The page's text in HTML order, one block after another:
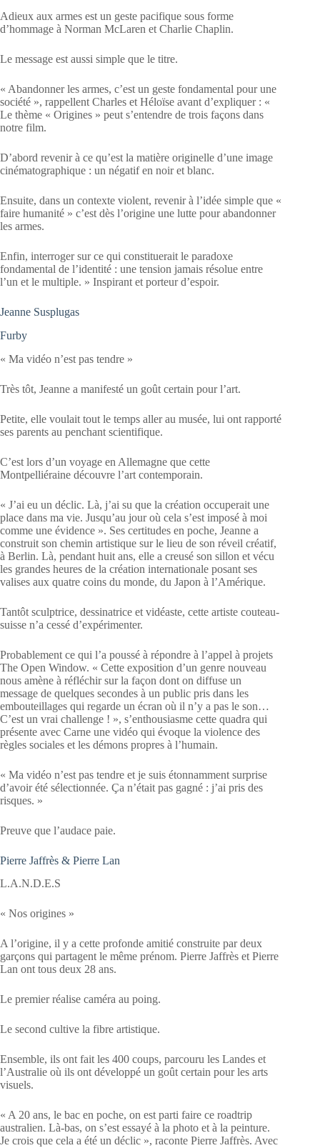
Adieux aux armes est un geste pacifique sous forme
d’hommage à Norman McLaren et Charlie Chaplin.
Le message est aussi simple que le titre.
« Abandonner les armes, c’est un geste fondamental pour une
société », rappellent Charles et Héloïse avant d’expliquer : «
Le thème « Origines » peut s’entendre de trois façons dans
notre film.
D’abord revenir à ce qu’est la matière originelle d’une image
cinématographique : un négatif en noir et blanc.
Ensuite, dans un contexte violent, revenir à l’idée simple que «
faire humanité » c’est dès l’origine une lutte pour abandonner
les armes.
Enfin, interroger sur ce qui constituerait le paradoxe
fondamental de l’identité : une tension jamais résolue entre
l’un et le multiple. » Inspirant et porteur d’espoir.
Jeanne Susplugas
Furby
« Ma vidéo n’est pas tendre »
Très tôt, Jeanne a manifesté un goût certain pour l’art.
Petite, elle voulait tout le temps aller au musée, lui ont rapporté
ses parents au penchant scientifique.
C’est lors d’un voyage en Allemagne que cette
Montpelliéraine découvre l’art contemporain.
« J’ai eu un déclic. Là, j’ai su que la création occuperait une
place dans ma vie. Jusqu’au jour où cela s’est imposé à moi
comme une évidence ». Ses certitudes en poche, Jeanne a
construit son chemin artistique sur le lieu de son réveil créatif,
à Berlin. Là, pendant huit ans, elle a creusé son sillon et vécu
les grandes heures de la création internationale posant ses
valises aux quatre coins du monde, du Japon à l’Amérique.
Tantôt sculptrice, dessinatrice et vidéaste, cette artiste couteau-
suisse n’a cessé d’expérimenter.
Probablement ce qui l’a poussé à répondre à l’appel à projets
The Open Window. « Cette exposition d’un genre nouveau
nous amène à réfléchir sur la façon dont on diffuse un
message de quelques secondes à un public pris dans les
embouteillages qui regarde un écran où il n’y a pas le son…
C’est un vrai challenge ! », s’enthousiasme cette quadra qui
présente avec Carne une vidéo qui évoque la violence des
règles sociales et les démons propres à l’humain.
« Ma vidéo n’est pas tendre et je suis étonnamment surprise
d’avoir été sélectionnée. Ça n’était pas gagné : j’ai pris des
risques. »
Preuve que l’audace paie.
Pierre Jaffrès & Pierre Lan
L.A.N.D.E.S
« Nos origines »
A l’origine, il y a cette profonde amitié construite par deux
garçons qui partagent le même prénom. Pierre Jaffrès et Pierre
Lan ont tous deux 28 ans.
Le premier réalise caméra au poing.
Le second cultive la fibre artistique.
Ensemble, ils ont fait les 400 coups, parcouru les Landes et
l’Australie où ils ont développé un goût certain pour les arts
visuels.
« A 20 ans, le bac en poche, on est parti faire ce roadtrip
australien. Là-bas, on s’est essayé à la photo et à la peinture.
Je crois que cela a été un déclic », raconte Pierre Jaffrès. Avec